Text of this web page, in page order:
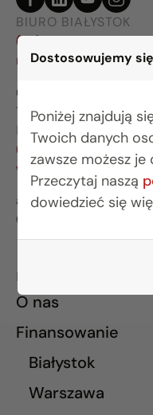
Dostosowujemy
Poniżej znajdują
Twoich danych
zawsze możesz
Przeczytaj naszą
dowiedzieć się
BIURO BIAŁYSTOK
(85) 749 99 09
ul. Legionowa 28 lok. 202
15-281 Białystok
BIURO WARSZAWA
(22) 642 03 55
al. Wilanowska 67E lok.
02-765 Warszawa
INFORMACJE
O nas
Finansowanie
Białystok
Warszawa